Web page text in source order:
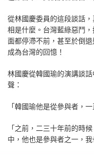
從林國慶委員的這段談話
相是什麼。台灣藍綠惡鬥
面都停滯不前，甚至於倒
成為台灣的回憶！
林國慶從韓國瑜的演講談
聲：
「韓國瑜他是從參與者，一
「之前，二三十年前的時
中，他也是參與者之一，我